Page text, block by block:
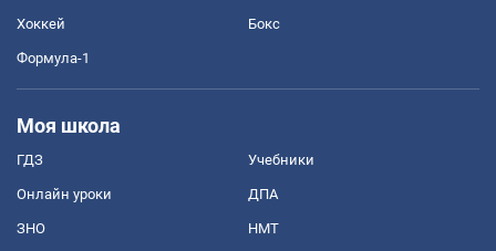
Хоккей Бокс
Формула-1
Моя школа
ГДЗ Учебники
Онлайн уроки ДПА
ЗНО НМТ